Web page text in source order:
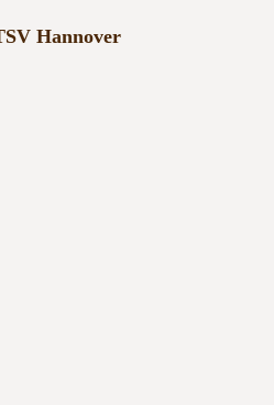
Hannover